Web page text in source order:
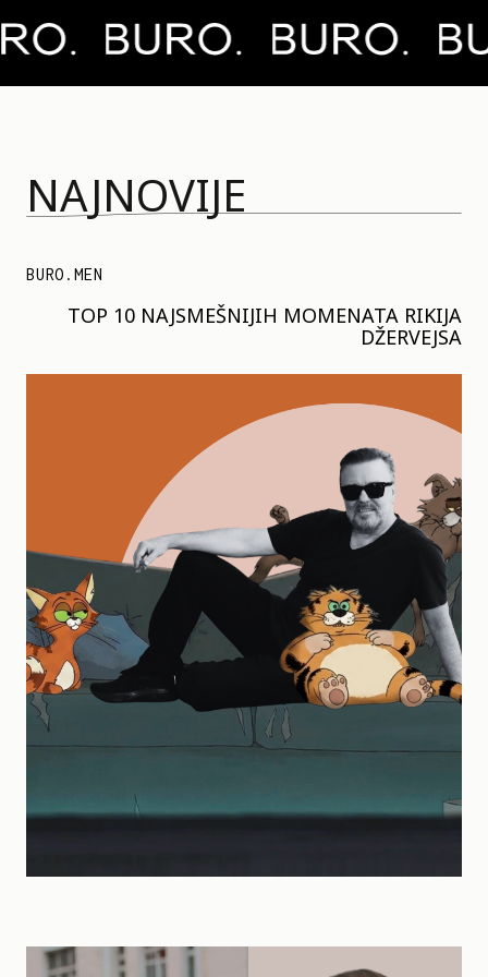
NAJNOVIJE
BURO.MEN
TOP 10 NAJSMEŠNIJIH MOMENATA RIKIJA
DŽERVEJSA